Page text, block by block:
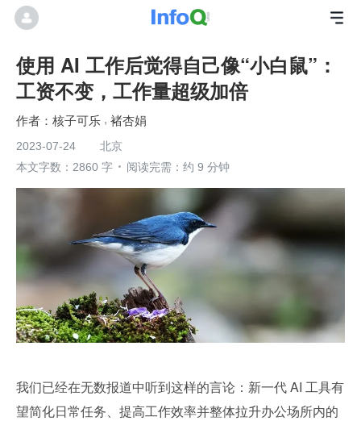
使用 AI 工作后觉得自己像“小白鼠”：
工资不变，工作量超级加倍
核子可乐 褚杏娟
2023-07-24
北京
本文字数：2860 字
阅读完需：约 9 分钟
我们已经在无数报道中听到这样的言论：新一代 AI 工具有
望简化日常任务、提高工作效率并整体拉升办公场所内的